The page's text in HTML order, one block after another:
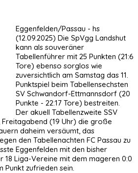
Eggenfelden/Passau - hs
(12.09.2025) Die SpVgg Landshut
kann als souveräner
Tabellenführer mit 25 Punkten (21:6
Tore) ebenso sorglos wie
zuversichtlich am Samstag das 11.
Punktspiel beim Tabellensechsten
SV Schwandorf-Ettmannsdorf (20
Punkte - 22:17 Tore) bestreiten.
Der akuell Tabellenzweite SSV
(19 Uhr) die große
daheim versäumt, das
den Tabellenachten FC Passau zu
Eggenfelden mit den bisher
18 Liga-Vereine mit dem mageren 0:0
Punkt zufrieden sein.